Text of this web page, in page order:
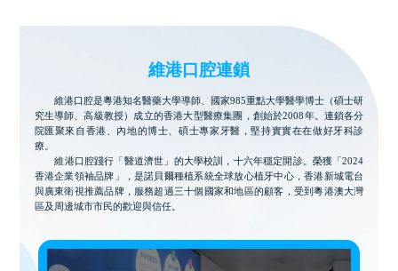
維港口腔連鎖
維港口腔是粵港知名醫藥大學導師、國家985重點大學醫學博士（碩士研
究生導師、高級教授）成立的香港大型醫療集團，創始於2008年。連鎖各分
院匯聚來自香港、內地的博士、碩士專家牙醫，堅持實實在在做好牙科診
療。
維港口腔踐行「醫道濟世」的大學校訓，十六年穩定開診。榮獲「2024
香港企業領袖品牌」，是諾貝爾種植系統全球放心植牙中心，香港新城電台
與廣東衛視推薦品牌，服務超過三十個國家和地區的顧客，受到粵港澳大灣
區及周邊城市市民的歡迎與信任。